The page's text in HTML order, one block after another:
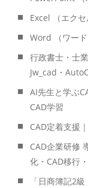
Excel （エク
Word （ワー
行政書士・士
Jw_cad・
AI先生と学ぶ
CAD学習
CAD定着支援
CAD企業研修
化・CAD移行
「日商簿記2